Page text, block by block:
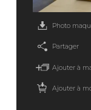
Photo
Partager
Ajouter à
Ajouter à